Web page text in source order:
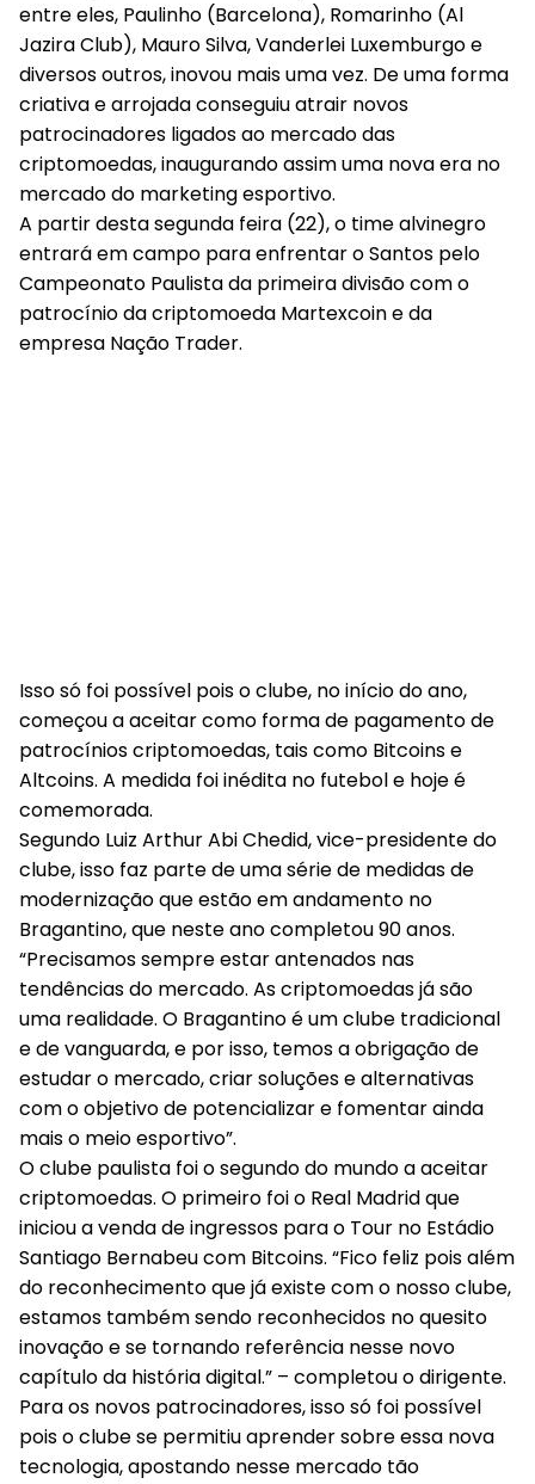
entre eles, Paulinho (Barcelona), Romarinho (Al
Jazira Club), Mauro Silva, Vanderlei Luxemburgo e
diversos outros, inovou mais uma vez. De uma forma
criativa e arrojada conseguiu atrair novos
patrocinadores ligados ao mercado das
criptomoedas, inaugurando assim uma nova era no
mercado do marketing esportivo.
A partir desta segunda feira (22), o time alvinegro
entrará em campo para enfrentar o Santos pelo
Campeonato Paulista da primeira divisão com o
patrocínio da criptomoeda Martexcoin e da
empresa Nação Trader.
Isso só foi possível pois o clube, no início do ano,
começou a aceitar como forma de pagamento de
patrocínios criptomoedas, tais como Bitcoins e
Altcoins. A medida foi inédita no futebol e hoje é
comemorada.
Segundo Luiz Arthur Abi Chedid, vice-presidente do
clube, isso faz parte de uma série de medidas de
modernização que estão em andamento no
Bragantino, que neste ano completou 90 anos.
“Precisamos sempre estar antenados nas
tendências do mercado. As criptomoedas já são
uma realidade. O Bragantino é um clube tradicional
e de vanguarda, e por isso, temos a obrigação de
estudar o mercado, criar soluções e alternativas
com o objetivo de potencializar e fomentar ainda
mais o meio esportivo”.
O clube paulista foi o segundo do mundo a aceitar
criptomoedas. O primeiro foi o Real Madrid que
iniciou a venda de ingressos para o Tour no Estádio
Santiago Bernabeu com Bitcoins. “Fico feliz pois além
do reconhecimento que já existe com o nosso clube,
estamos também sendo reconhecidos no quesito
inovação e se tornando referência nesse novo
capítulo da história digital.” – completou o dirigente.
Para os novos patrocinadores, isso só foi possível
pois o clube se permitiu aprender sobre essa nova
tecnologia, apostando nesse mercado tão